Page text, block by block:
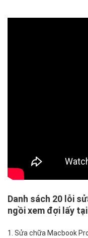
Danh sách 20 lỗi
ngồi xem đợi lấy
1. Sửa chữa Macbook